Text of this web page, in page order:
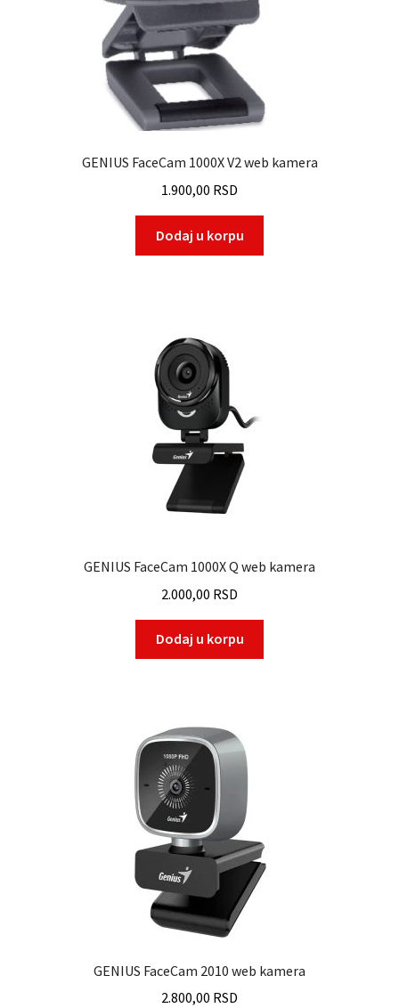
GENIUS FaceCam 1000X V2 web kamera
1.900,00 RSD
Dodaj u korpu
GENIUS FaceCam 1000X Q web kamera
2.000,00 RSD
Dodaj u korpu
GENIUS FaceCam 2010 web kamera
2.800,00 RSD